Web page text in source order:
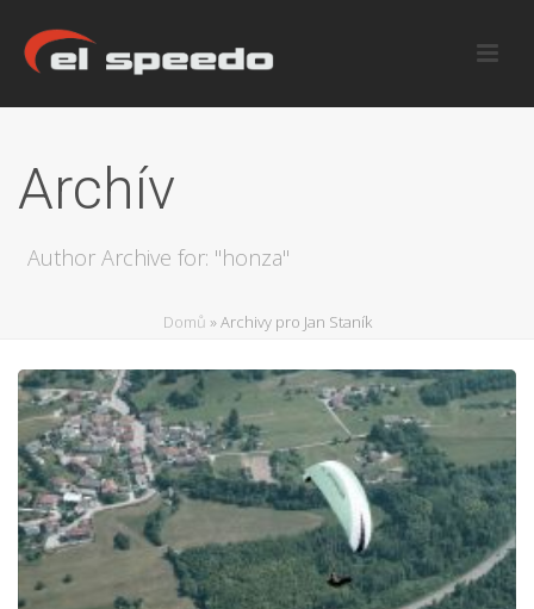
Archív
Author Archive for: "honza"
Domů »Archivy pro Jan Staník